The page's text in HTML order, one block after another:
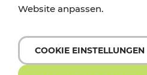
Website anpassen.
COOKIE EINSTELLUNGEN